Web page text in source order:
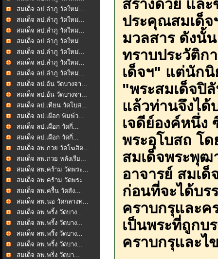
สมเด็จ ลป.ลำภู วัดใหม่...
สมเด็จ ลป.ลำภู วัดใหม่...
สมเด็จ ลป.ลำภู วัดใหม่...
สมเด็จ ลป.ลำภู วัดใหม่...
สมเด็จ ลป.ลำภู วัดใหม่...
สมเด็จ ลป.ลำภู วัดใหม่...
สมเด็จ ลป.ลำภู วัดใหม่...
สมเด็จ ลป.อ้น วัดบางจา...
สมเด็จ ลป.อ้น วัดบางจา...
สมเด็จ ลป.เทียน วัดโบส...
สมเด็จ ลป.เผือก พิมพ์ว...
สมเด็จ ลป.เผือก วัดกิ่...
สมเด็จ ลป.เผือก วัดกิ่...
สมเด็จ ลพ.กวย วัดโฆสิต...
สมเด็จ ลพ.กวย หลังเรีย...
สมเด็จ ลพ.คร้าม วัดพระ...
สมเด็จ ลพ.คร้าม วัดพระ...
สมเด็จ ลพ.ครื้น วัดสัง...
สมเด็จ ลพ.นอ วัดกลางท่...
สมเด็จ ลพ.พริ้ง วัดบาง...
สมเด็จ ลพ.พริ้ง วัดบาง...
สมเด็จ ลพ.พริ้ง วัดบาง...
สมเด็จ ลพ.พริ้ง วัดบาง...
สมเด็จ ลพ.พริ่้ง วัดบา...
สร้างด้วย และ
ประคุณสมเด็จ
มวลสาร ดังนั้
ทราบประวัติก
เด็จฯ" แต่นักนิ
"พระสมเด็จปิ
แล้วท่านจึงได้
เจดีย์องค์หนึ่ง
พระอุโบสถ โ
สมเด็จพระพุฒ
อาจารย์ สมเ
ก่อนที่จะได้บร
คราบกรุและค
เป็นพระที่ถูกบ
คราบกรุและไ